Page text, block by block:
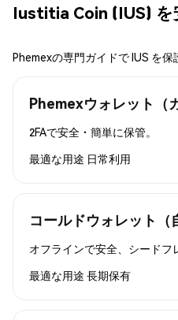
Iustitia Coin (IUS) を
Phemexの専門ガイドで IUS を保
Phemexウォレット（
2FAで安全・簡単に保管。
最適な用途 日常利用
コールドウォレット（
オフラインで安全、シードフ
最適な用途 長期保有